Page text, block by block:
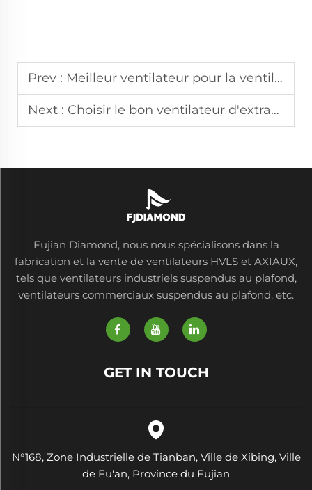
Prev : Meilleur ventilateur pour la ventilation d'une salle de gym dans un garage en Chine
Next : Choisir le bon ventilateur d'extraction pour votre installation
Fujian Diamond, nous nous spécialisons dans la
fabrication et la vente de ventilateurs HVLS et AXIAUX,
tels que ventilateurs industriels suspendus au plafond,
ventilateurs commerciaux suspendus au plafond, etc.
GET IN TOUCH
N°168, Zone Industrielle de Tianban, Ville de Xibing, Ville
de Fu'an, Province du Fujian